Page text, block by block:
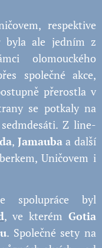
respektive
byla ale jedním z
olomouckého
společné akce,
přerostla v
se potkaly na
Z line-
, Jamaubaa další
Uničovem i
spolupráce byl
, ve kterémGotia
. Společné sety na